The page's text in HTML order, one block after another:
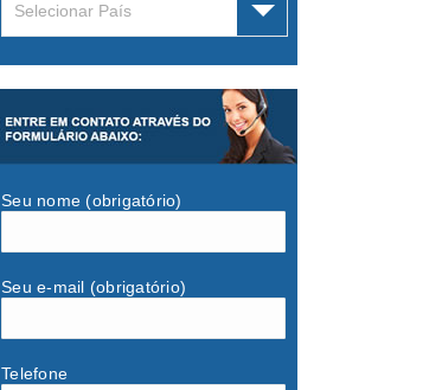
Selecionar País
Seu nome (obrigatório)
Seu e-mail (obrigatório)
Telefone